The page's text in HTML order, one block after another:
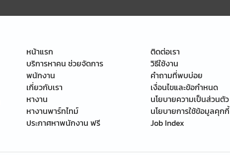
หน้าแรก
บริการหาคน ช่วยจัดการ
พนักงาน
เกี่ยวกับเรา
หางาน
หางานพาร์ทไทม์
ประกาศหาพนักงาน ฟรี
ติดต่อเรา
วิธีใช้งาน
คำถามที่พบบ่อย
เงื่อนไขและข้อกำหนด
นโยบายความเป็นส่วนตัว
นโยบายการใช้ข้อมูลคุกกี้
Job Index